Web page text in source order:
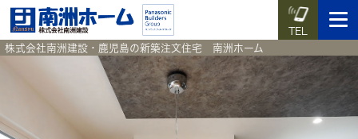
TEL
資料請求
株式会社南洲建設・鹿児島の新築注文住宅 南洲ホーム